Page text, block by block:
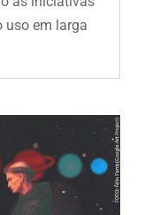
uso em larga